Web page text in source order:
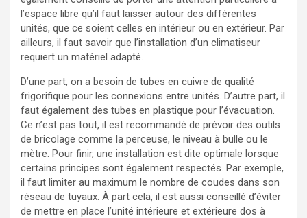
l’espace libre qu’il faut laisser autour des différentes
unités, que ce soient celles en intérieur ou en extérieur. Par
ailleurs, il faut savoir que l’installation d’un climatiseur
requiert un matériel adapté.
D’une part, on a besoin de tubes en cuivre de qualité
frigorifique pour les connexions entre unités. D’autre part, il
faut également des tubes en plastique pour l’évacuation.
Ce n’est pas tout, il est recommandé de prévoir des outils
de bricolage comme la perceuse, le niveau à bulle ou le
mètre. Pour finir, une installation est dite optimale lorsque
certains principes sont également respectés. Par exemple,
il faut limiter au maximum le nombre de coudes dans son
réseau de tuyaux. À part cela, il est aussi conseillé d’éviter
de mettre en place l’unité intérieure et extérieure dos à